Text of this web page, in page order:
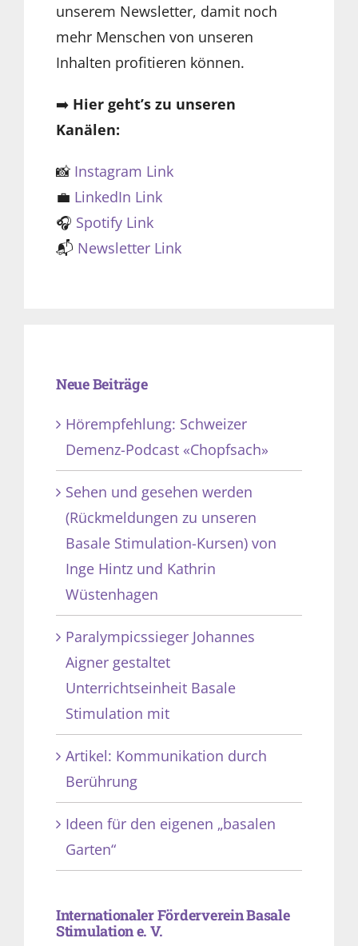
unserem Newsletter, damit noch
mehr Menschen von unseren
Inhalten profitieren können.
➡️ Hier geht’s zu unseren
Kanälen:
📸 Instagram Link
💼 LinkedIn Link
🎧 Spotify Link
📬 Newsletter Link
Neue Beiträge
Hörempfehlung: Schweizer
Demenz-Podcast «Chopfsach»
Sehen und gesehen werden
(Rückmeldungen zu unseren
Basale Stimulation-Kursen) von
Inge Hintz und Kathrin
Wüstenhagen
Paralympicssieger Johannes
Aigner gestaltet
Unterrichtseinheit Basale
Stimulation mit
Artikel: Kommunikation durch
Berührung
Ideen für den eigenen „basalen
Garten“
Internationaler Förderverein Basale
Stimulation e. V.